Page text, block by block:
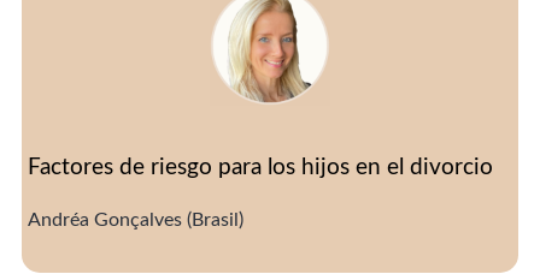
Factores de riesgo para los hijos en el divorcio
Andréa Gonçalves (Brasil)